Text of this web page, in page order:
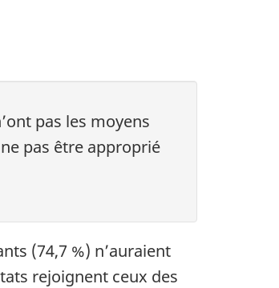
pas les moyens
pas être approprié
(74,7 %) n’auraient
rejoignent ceux des